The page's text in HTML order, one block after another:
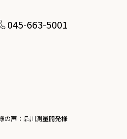
045-663-5001
の声：品川測量開発様